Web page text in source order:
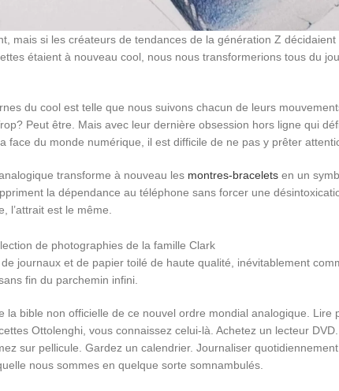
mais si les créateurs de tendances de la génération Z
étaient à nouveau cool, nous nous transformerions tous du
du cool est telle que nous suivons chacun de leurs
Peut être. Mais avec leur dernière obsession hors ligne qui
face du monde numérique, il est difficile de ne pas y prêter
transforme à nouveau les montres-bracelets en un
la dépendance au téléphone sans forcer une
l’attrait est le même.
de photographies de la famille Clark
journaux et de papier toilé de haute qualité, inévitablement
fin du parchemin infini.
la bible non officielle de ce nouvel ordre mondial analogique. Lire
Ottolenghi, vous connaissez celui-là. Achetez un lecteur
sur pellicule. Gardez un calendrier. Journaliser
nous sommes en quelque sorte somnambulés.